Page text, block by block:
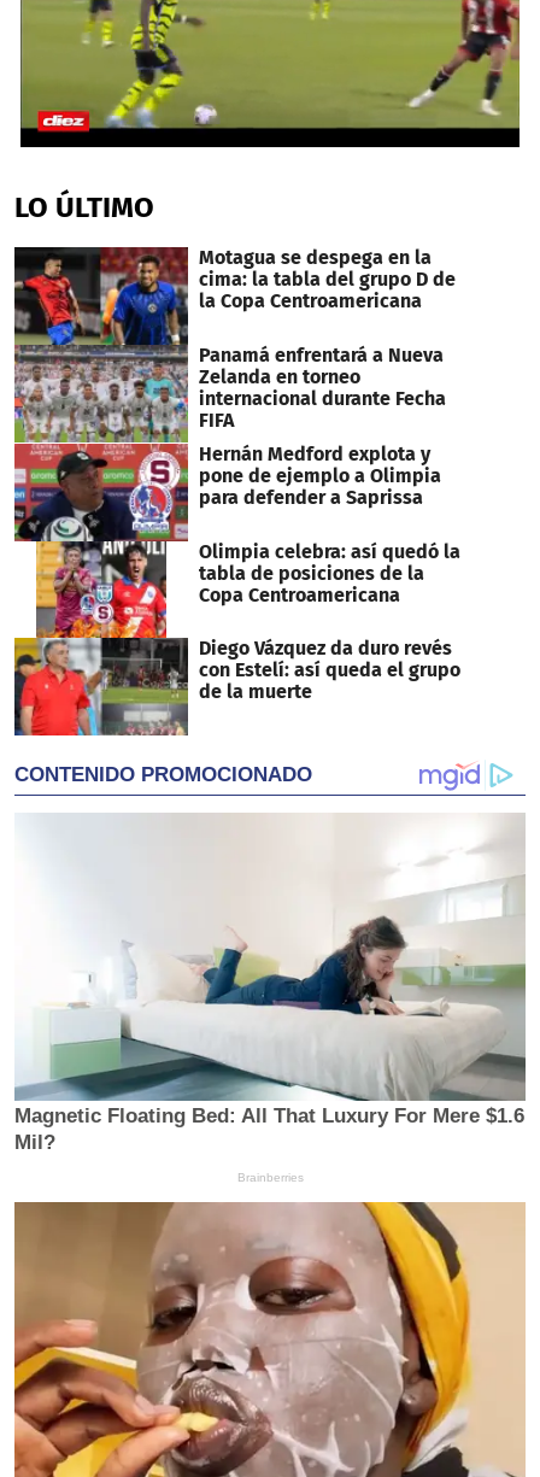
of
1
30
seconds
LO ÚLTIMO
Motagua se despega en la
cima: la tabla del grupo D de
la Copa Centroamericana
Panamá enfrentará a Nueva
Zelanda en torneo
internacional durante Fecha
FIFA
Hernán Medford explota y
pone de ejemplo a Olimpia
para defender a Saprissa
Olimpia celebra: así quedó la
tabla de posiciones de la
Copa Centroamericana
Diego Vázquez da duro revés
con Estelí: así queda el grupo
de la muerte